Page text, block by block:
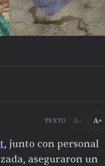
TEXTO A− A+
, junto con personal
aseguraron un